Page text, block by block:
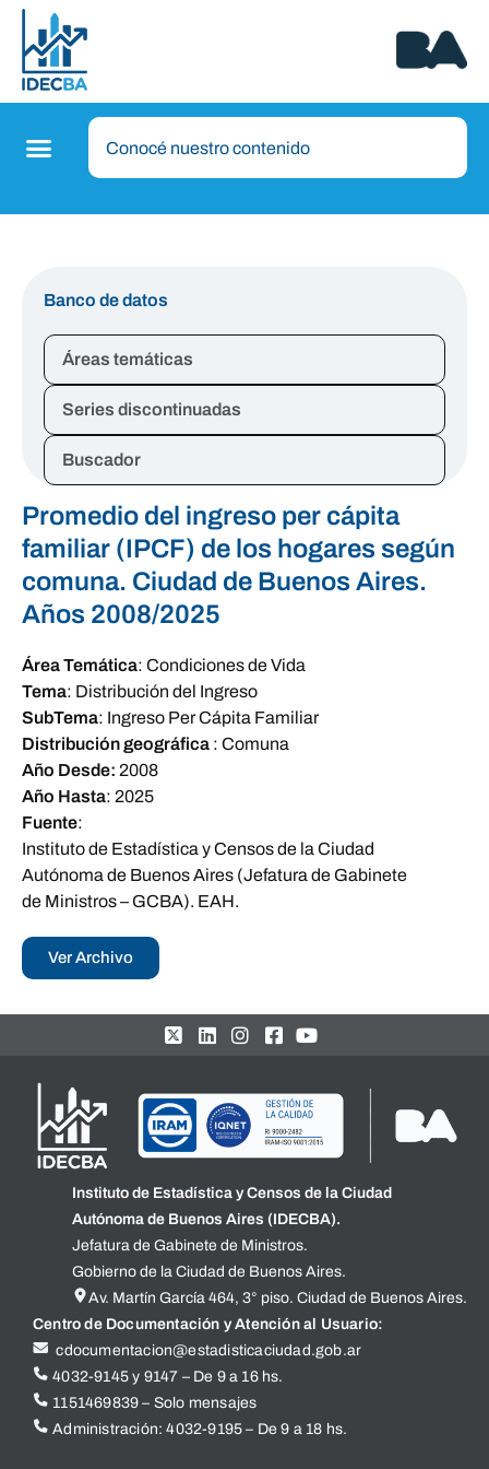
Banco de datos
Áreas temáticas
Series discontinuadas
Buscador
Promedio del ingreso per cápita
familiar (IPCF) de los hogares según
comuna. Ciudad de Buenos Aires.
Años 2008/2025
Área Temática: Condiciones de Vida
Tema: Distribución del Ingreso
SubTema: Ingreso Per Cápita Familiar
Distribución geográfica : Comuna
Año Desde: 2008
Año Hasta: 2025
Fuente:
Instituto de Estadística y Censos de la Ciudad
Autónoma de Buenos Aires (Jefatura de Gabinete
de Ministros – GCBA). EAH.
Ver Archivo
Instituto de Estadística y Censos de la Ciudad
Autónoma de Buenos Aires (IDECBA).
Jefatura de Gabinete de Ministros.
Gobierno de la Ciudad de Buenos Aires.
Av. Martín García 464, 3° piso. Ciudad de Buenos Aires.
Centro de Documentación y Atención al Usuario:
cdocumentacion@estadisticaciudad.gob.ar
4032-9145 y 9147 – De 9 a 16 hs.
1151469839 – Solo mensajes
Administración: 4032-9195 – De 9 a 18 hs.